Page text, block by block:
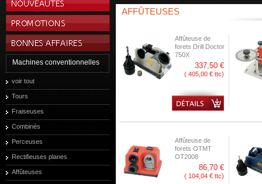
Machines conventionnelles
voir tout
Tours
Fraiseuses
Combinés
Perceuses
Rectifieuses planes
Affûteuses
AFFÛTEUSES
Affûteuse de
forets Drill Doctor
750X
337,50 €
( 405,00 € ttc)
Affûteuse de
forets OTMT
OT2008
86,70 €
( 104,04 € ttc)